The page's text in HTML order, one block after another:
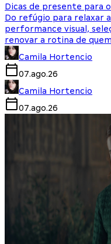
Dicas de presente para
Do refúgio para relaxar
performance visual,
renovar a rotina de
Camila Hortencio
07.ago.26
Camila Hortencio
07.ago.26